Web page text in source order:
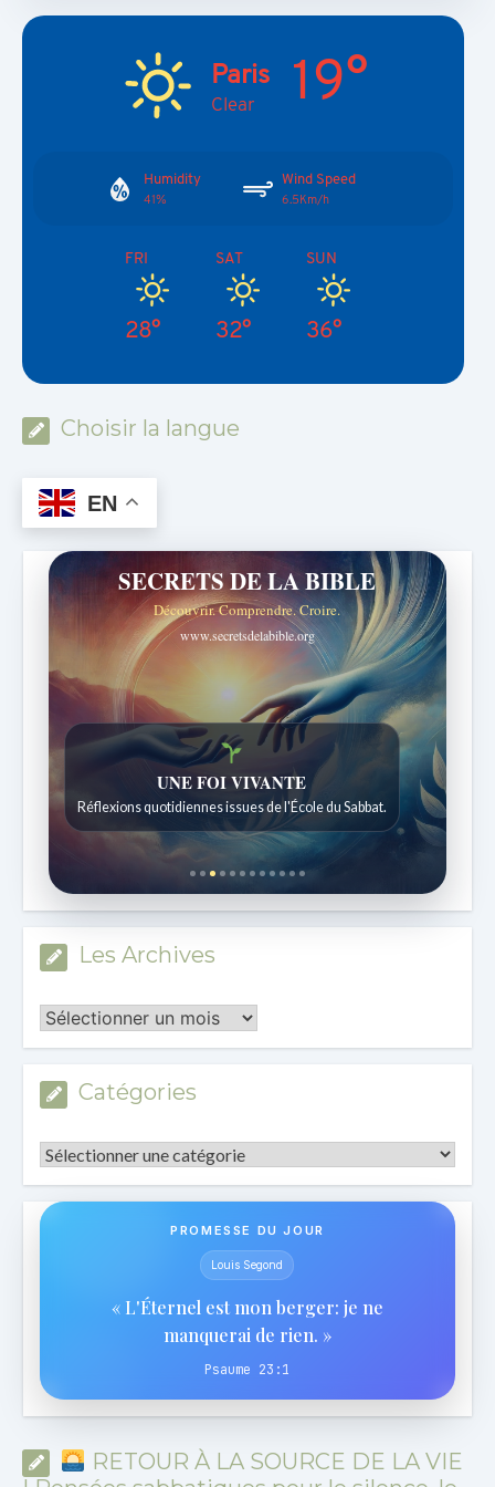
Paris
Clear 19°
Humidity
41%
Wind Speed
6.5Km/h
FRI
28°
SAT
32°
SUN
36°
Choisir la langue
EN
SECRETS DE LA BIBLE
Découvrir. Comprendre. Croire.
www.secretsdelabible.org
Histoires bibliques étonnantes
Histoires pour les enfants de 7 à 12 ans.
Les Archives
Les
Archives
Catégories
Catégories
PROMESSE DU JOUR
Louis Segond
« L'Éternel est mon berger: je ne
manquerai de rien. »
Psaume 23:1
RETOUR À LA SOURCE DE LA VIE